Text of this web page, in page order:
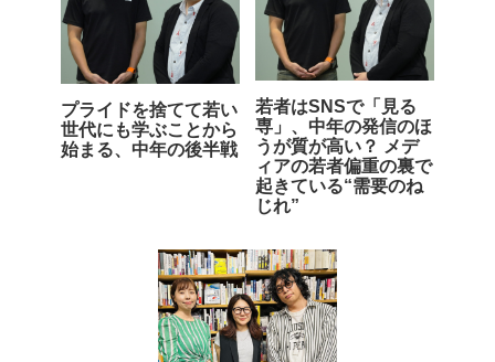
プライドを捨てて若い
世代にも学ぶことから
始まる、中年の後半戦
若者はSNSで「見る
専」、中年の発信のほ
うが質が高い？ メデ
ィアの若者偏重の裏で
起きている“需要のね
じれ”